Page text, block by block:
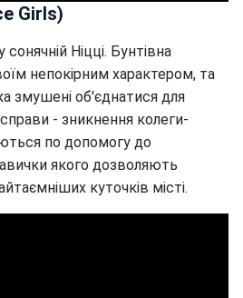
Girls)
Ніцці. Бунтівна
непокірним характером, та
змушені об'єднатися для
- зникнення колеги-
по допомогу до
якого дозволяють
куточків місті.